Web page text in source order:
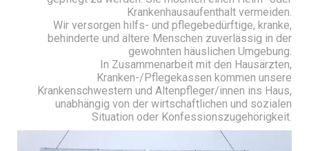
Krankenhausaufenthalt vermeiden.
Wir versorgen hilfs- und pflegebedürftige, kranke,
behinderte und ältere Menschen zuverlässig in der
gewohnten häuslichen Umgebung.
In Zusammenarbeit mit den Hausärzten,
Kranken-/Pflegekassen kommen unsere
Krankenschwestern und Altenpfleger/innen ins Haus,
unabhängig von der wirtschaftlichen und sozialen
Situation oder Konfessionszugehörigkeit.